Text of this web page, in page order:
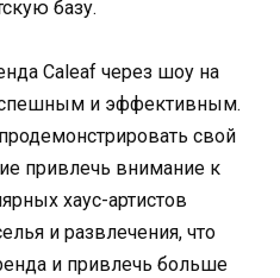
базу.
Caleaf через шоу на
и эффективным.
свой
привлечь внимание к
хаус-артистов
и развлечения, что
и привлечь больше